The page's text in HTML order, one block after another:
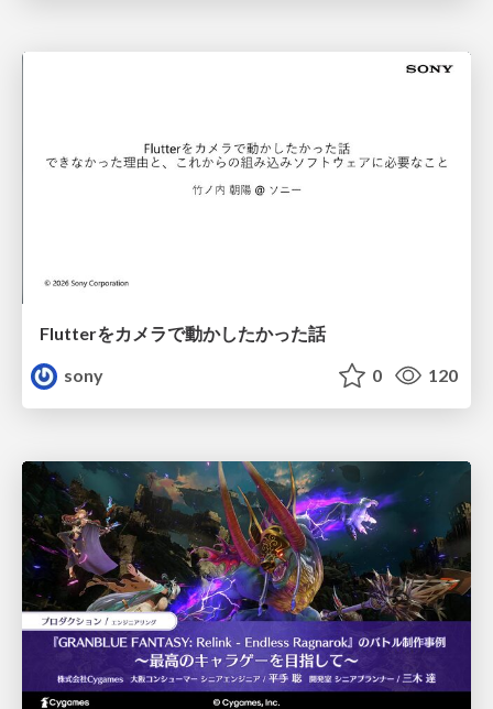
Flutterをカメラで動かしたかった話
sony
0 120